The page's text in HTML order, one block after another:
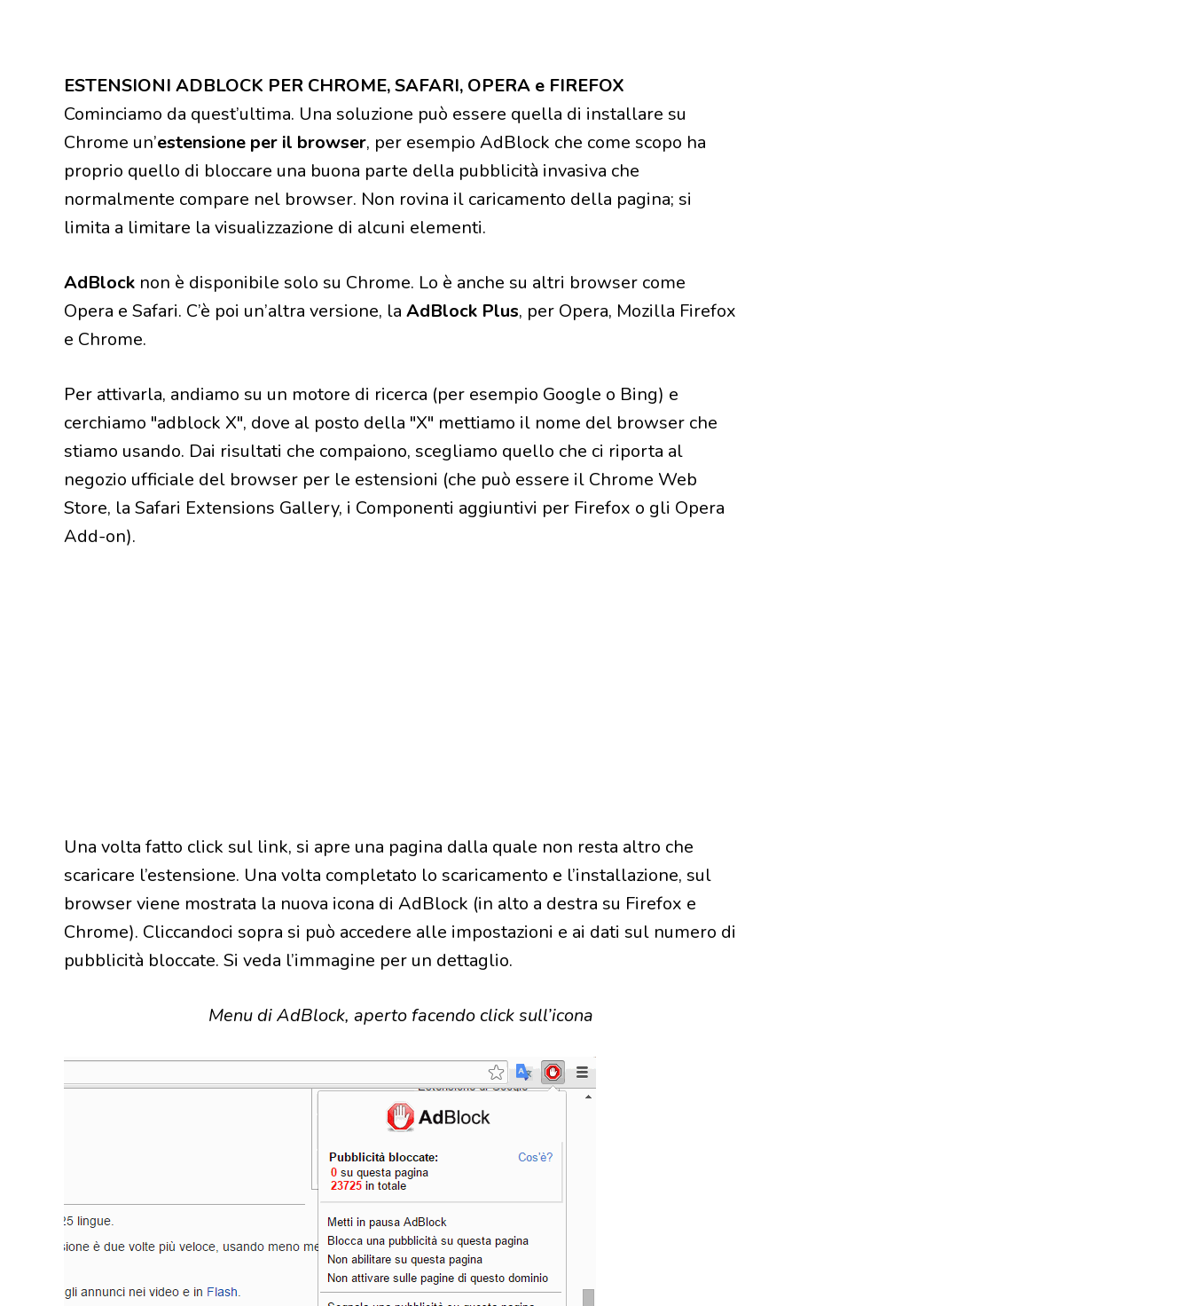
ESTENSIONI ADBLOCK PER CHROME, SAFARI, OPERA e FIREFOX
Cominciamo da quest’ultima. Una soluzione può essere quella di installare su
Chrome un’estensione per il browser, per esempio AdBlock che come scopo ha
proprio quello di bloccare una buona parte della pubblicità invasiva che
normalmente compare nel browser. Non rovina il caricamento della pagina; si
limita a limitare la visualizzazione di alcuni elementi.
AdBlock non è disponibile solo su Chrome. Lo è anche su altri browser come
Opera e Safari. C’è poi un’altra versione, la AdBlock Plus, per Opera, Mozilla Firefox
e Chrome.
Per attivarla, andiamo su un motore di ricerca (per esempio Google o Bing) e
cerchiamo "adblock X", dove al posto della "X" mettiamo il nome del browser che
stiamo usando. Dai risultati che compaiono, scegliamo quello che ci riporta al
negozio ufficiale del browser per le estensioni (che può essere il Chrome Web
Store, la Safari Extensions Gallery, i Componenti aggiuntivi per Firefox o gli Opera
Add-on).
Una volta fatto click sul link, si apre una pagina dalla quale non resta altro che
scaricare l’estensione. Una volta completato lo scaricamento e l’installazione, sul
browser viene mostrata la nuova icona di AdBlock (in alto a destra su Firefox e
Chrome). Cliccandoci sopra si può accedere alle impostazioni e ai dati sul numero di
pubblicità bloccate. Si veda l’immagine per un dettaglio.
Menu di AdBlock, aperto facendo click sull’icona